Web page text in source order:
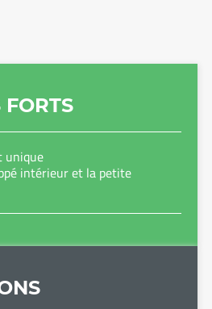
FORTS
unique
intérieur et la petite